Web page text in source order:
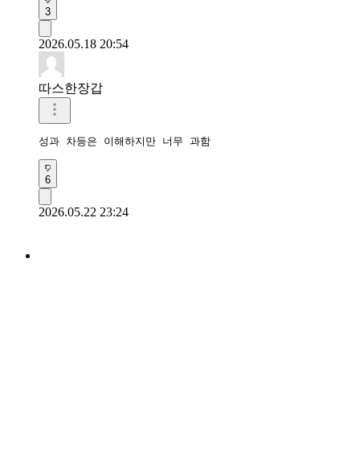
3
2026.05.18 20:54
따스한장갑
성과 차등은 이해하지만 너무 과함
6
2026.05.22 23:24